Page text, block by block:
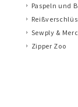
Paspeln und
Sewply &
Zipper Zoo